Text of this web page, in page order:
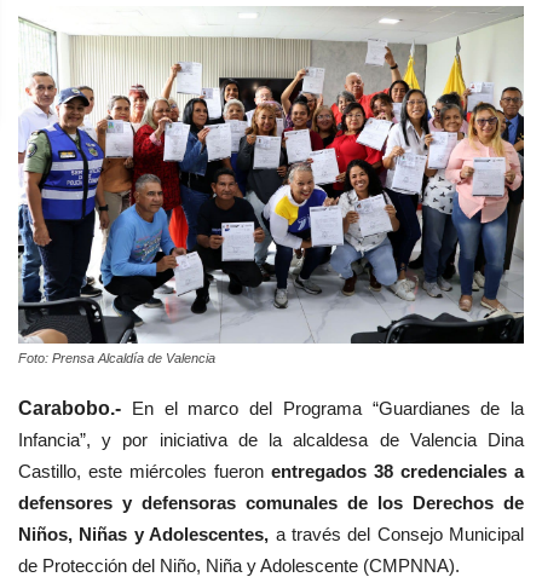
Foto: Prensa Alcaldía de Valencia
Carabobo.- En el marco del Programa “Guardianes de la
Infancia”, y por iniciativa de la alcaldesa de Valencia Dina
Castillo, este miércoles fueron entregados 38 credenciales a
defensores y defensoras comunales de los Derechos de
Niños, Niñas y Adolescentes, a través del Consejo Municipal
de Protección del Niño, Niña y Adolescente (CMPNNA).